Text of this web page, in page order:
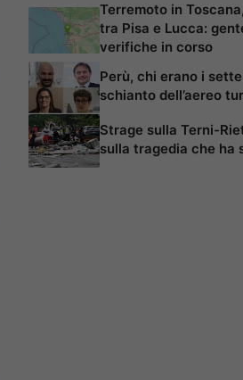
Terremoto in
tra Pisa e Lucca:
verifiche in corso
Perù, chi erano i
schianto dell’aereo
Strage sulla Terni-
sulla tragedia che ha